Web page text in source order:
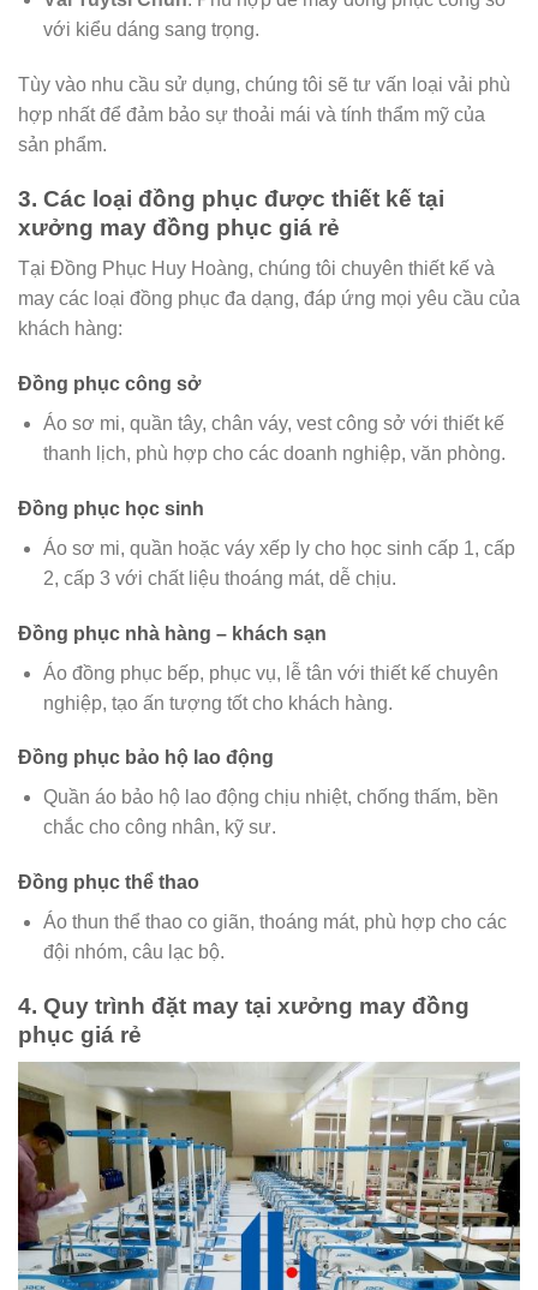
với kiểu dáng sang trọng.
Tùy vào nhu cầu sử dụng, chúng tôi sẽ tư vấn loại vải phù
hợp nhất để đảm bảo sự thoải mái và tính thẩm mỹ của
sản phẩm.
3. Các loại đồng phục được thiết kế tại
xưởng may đồng phục giá rẻ
Tại Đồng Phục Huy Hoàng, chúng tôi chuyên thiết kế và
may các loại đồng phục đa dạng, đáp ứng mọi yêu cầu của
khách hàng:
Đồng phục công sở
Áo sơ mi, quần tây, chân váy, vest công sở với thiết kế
thanh lịch, phù hợp cho các doanh nghiệp, văn phòng.
Đồng phục học sinh
Áo sơ mi, quần hoặc váy xếp ly cho học sinh cấp 1, cấp
2, cấp 3 với chất liệu thoáng mát, dễ chịu.
Đồng phục nhà hàng – khách sạn
Áo đồng phục bếp, phục vụ, lễ tân với thiết kế chuyên
nghiệp, tạo ấn tượng tốt cho khách hàng.
Đồng phục bảo hộ lao động
Quần áo bảo hộ lao động chịu nhiệt, chống thấm, bền
chắc cho công nhân, kỹ sư.
Đồng phục thể thao
Áo thun thể thao co giãn, thoáng mát, phù hợp cho các
đội nhóm, câu lạc bộ.
4. Quy trình đặt may tại xưởng may đồng
phục giá rẻ